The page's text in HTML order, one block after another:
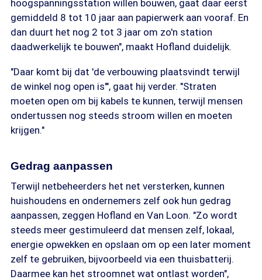
hoogspanningsstation willen bouwen, gaat daar eerst
gemiddeld 8 tot 10 jaar aan papierwerk aan vooraf. En
dan duurt het nog 2 tot 3 jaar om zo'n station
daadwerkelijk te bouwen", maakt Hofland duidelijk.
"Daar komt bij dat 'de verbouwing plaatsvindt terwijl
de winkel nog open is'", gaat hij verder. "Straten
moeten open om bij kabels te kunnen, terwijl mensen
ondertussen nog steeds stroom willen en moeten
krijgen."
Gedrag aanpassen
Terwijl netbeheerders het net versterken, kunnen
huishoudens en ondernemers zelf ook hun gedrag
aanpassen, zeggen Hofland en Van Loon. "Zo wordt
steeds meer gestimuleerd dat mensen zelf, lokaal,
energie opwekken en opslaan om op een later moment
zelf te gebruiken, bijvoorbeeld via een thuisbatterij.
Daarmee kan het stroomnet wat ontlast worden",